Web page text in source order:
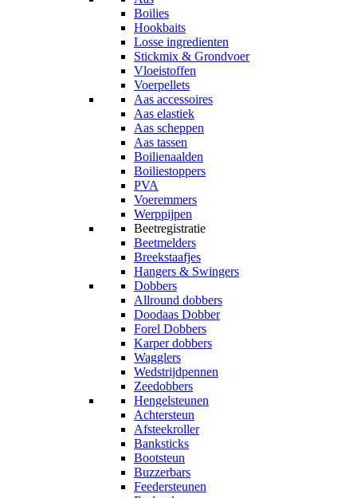
Boilies
Hookbaits
Losse ingredienten
Stickmix & Grondvoer
Vloeistoffen
Voerpellets
Aas accessoires
Aas elastiek
Aas scheppen
Aas tassen
Boilienaalden
Boiliestoppers
PVA
Voeremmers
Werppijpen
Beetregistratie
Beetmelders
Breekstaafjes
Hangers & Swingers
Dobbers
Allround dobbers
Doodaas Dobber
Forel Dobbers
Karper dobbers
Wagglers
Wedstrijdpennen
Zeedobbers
Hengelsteunen
Achtersteun
Afsteekroller
Banksticks
Bootsteun
Buzzerbars
Feedersteunen